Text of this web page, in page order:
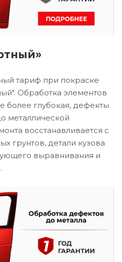
тариф при покраске
Обработка элементов
более глубокая, дефекты
металлической
восстанавливается с
грунтов, детали кузова
выравнивания и